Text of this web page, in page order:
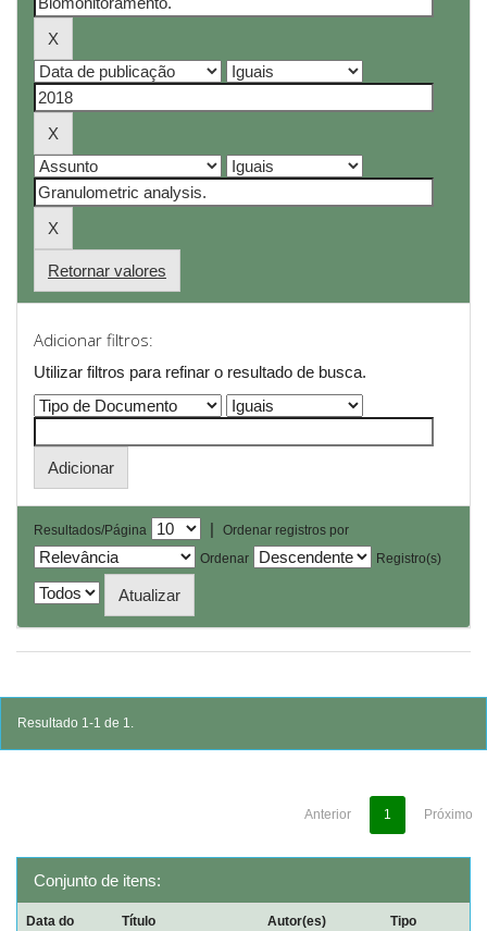
Retornar valores
Adicionar filtros:
Utilizar filtros para refinar o resultado de busca.
Resultados/Página |
Ordenar registros por
Ordenar
Registro(s)
Resultado 1-1 de 1.
Anterior 1 Próximo
Conjunto de itens:
Data do
Título Autor(es) Tipo